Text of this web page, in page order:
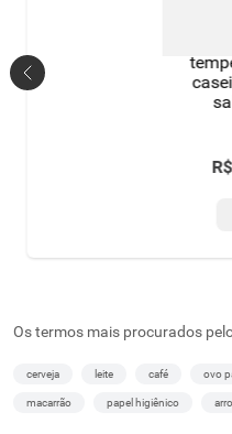
R$
Os termos mais procurados
cerveja leite café ovo
macarrão papel higiênico